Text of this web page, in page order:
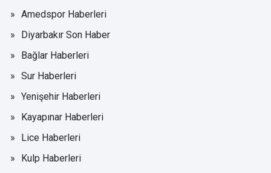
Amedspor Haberleri
Diyarbakır Son Haber
Bağlar Haberleri
Sur Haberleri
Yenişehir Haberleri
Kayapınar Haberleri
Lice Haberleri
Kulp Haberleri